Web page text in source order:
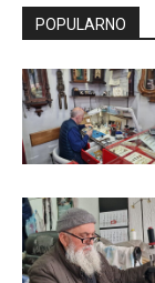
POPULARNO